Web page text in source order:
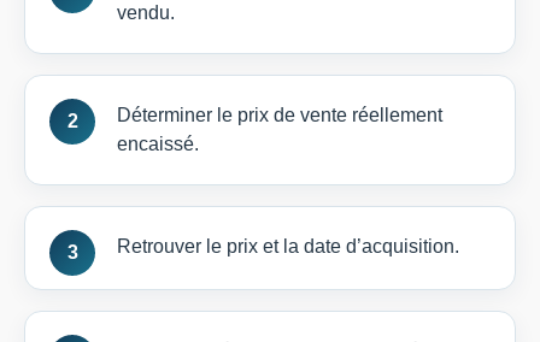
vendu.
Déterminer le prix de vente réellement
encaissé.
Retrouver le prix et la date d’acquisition.